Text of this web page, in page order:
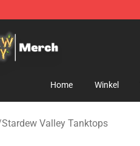
Home Winkel
Stardew Valley Tanktops